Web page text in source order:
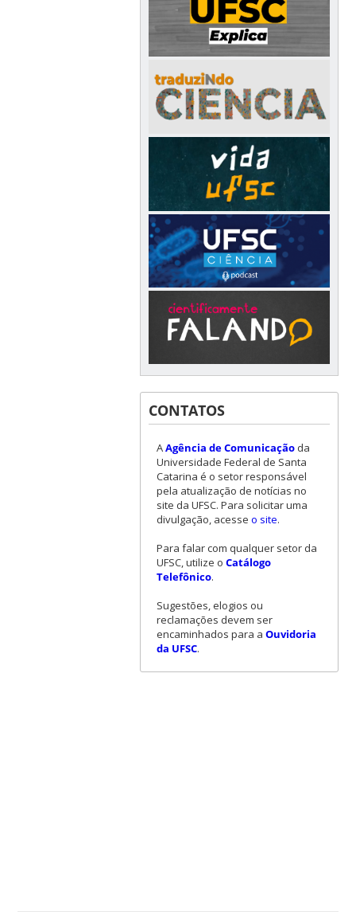
CONTATOS
AAgência de Comunicaçãoda
Universidade Federal de Santa
Catarina é o setor responsável
pela atualização de notícias no
site da UFSC. Para solicitar uma
divulgação, acesse o site.
Para falar com qualquer setor da
UFSC, utilize o Catálogo
Telefônico.
Sugestões, elogios ou
reclamações devem ser
encaminhados para a Ouvidoria
da UFSC.